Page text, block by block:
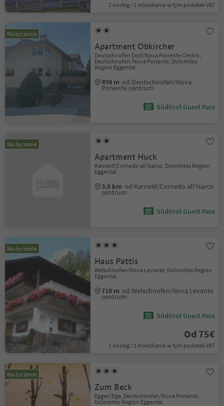
1 nocleg / 1 mieszkanie w tym podatek VAT
Na życzenie
Apartment Obkircher
Deutschnofen Dorf/Nova Ponente Centro,
Deutschnofen/Nova Ponente, Dolomites
Region Eggental
494 m od Deutschnofen/Nova
Ponente centrum
Südtirol Guest Pass
Na życzenie
Apartment Huck
Karneid/Cornedo all'Isarco, Dolomites Region
Eggental
3.8 km od Karneid/Cornedo all'Isarco
centrum
Südtirol Guest Pass
Na życzenie
Haus Pattis
Welschnofen/Nova Levante, Dolomites Region
Eggental
718 m od Welschnofen/Nova Levante
centrum
Südtirol Guest Pass
Od 75€
1 nocleg / 1 mieszkanie w tym podatek VAT
Na życzenie
Zum Beck
Eggen/Ega, Deutschnofen/Nova Ponente,
Dolomites Region Eggental